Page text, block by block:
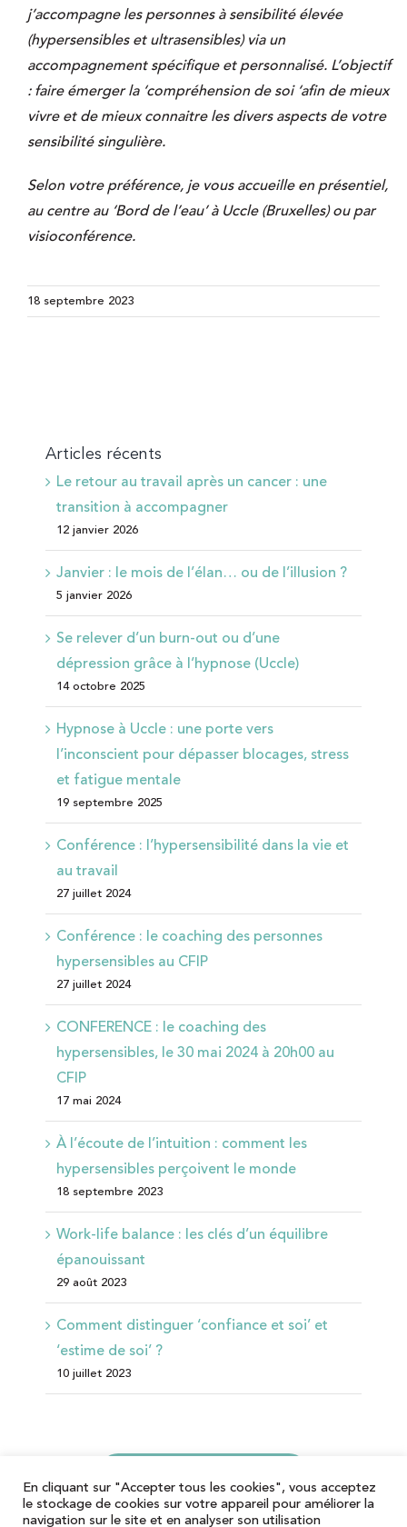
j’accompagne les personnes à sensibilité élevée
(hypersensibles et ultrasensibles) via un
accompagnement spécifique et personnalisé. L’objectif
: faire émerger la ‘compréhension de soi ‘afin de mieux
vivre et de mieux connaitre les divers aspects de votre
sensibilité singulière.
Selon votre préférence, je vous accueille en présentiel,
au centre au ‘Bord de l’eau’ à Uccle (Bruxelles) ou par
visioconférence.
18 septembre 2023
Articles récents
Le retour au travail après un cancer : une
transition à accompagner
12 janvier 2026
Janvier : le mois de l’élan… ou de l’illusion ?
5 janvier 2026
Se relever d’un burn-out ou d’une
dépression grâce à l’hypnose (Uccle)
14 octobre 2025
Hypnose à Uccle : une porte vers
l’inconscient pour dépasser blocages, stress
et fatigue mentale
19 septembre 2025
Conférence : l’hypersensibilité dans la vie et
au travail
27 juillet 2024
Conférence : le coaching des personnes
hypersensibles au CFIP
27 juillet 2024
CONFERENCE : le coaching des
hypersensibles, le 30 mai 2024 à 20h00 au
CFIP
17 mai 2024
À l’écoute de l’intuition : comment les
hypersensibles perçoivent le monde
18 septembre 2023
Work-life balance : les clés d’un équilibre
épanouissant
29 août 2023
Comment distinguer ‘confiance et soi’ et
‘estime de soi’ ?
10 juillet 2023
En cliquant sur "Accepter tous les cookies", vous acceptez
le stockage de cookies sur votre appareil pour améliorer la
navigation sur le site et en analyser son utilisation